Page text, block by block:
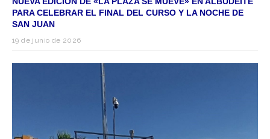
PARA CELEBRAR EL FINAL DEL CURSO Y LA NOCHE DE
SAN JUAN
19 de junio de 2026